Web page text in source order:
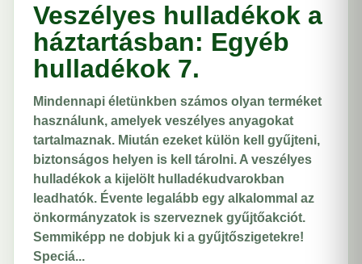
Veszélyes hulladékok a
háztartásban: Egyéb
hulladékok 7.
Mindennapi életünkben számos olyan terméket
használunk, amelyek veszélyes anyagokat
tartalmaznak. Miután ezeket külön kell gyűjteni,
biztonságos helyen is kell tárolni. A veszélyes
hulladékok a kijelölt hulladékudvarokban
leadhatók. Évente legalább egy alkalommal az
önkormányzatok is szerveznek gyűjtőakciót.
Semmiképp ne dobjuk ki a gyűjtőszigetekre!
Speciá...